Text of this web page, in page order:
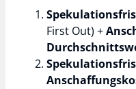
First Out) +